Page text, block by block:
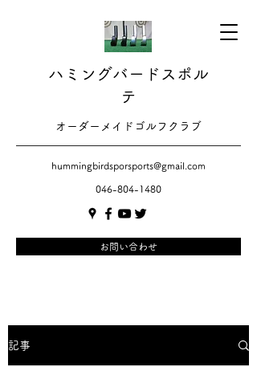
ハミングバードスポル
テ
​​オーダーメイドゴルフクラブ
hummingbirdsporsports@gmail.com
046-804-1480
お問い合わせ
記事